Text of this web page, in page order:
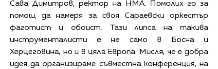
Сава Димитров, ректор на НМА. Помолих го за
помощ да намеря за своя Сараевски оркестър
фаготист и обоист. Тази липса на такива
инструменталисти е не само в Босна и
Херцеговина, но и в цяла Европа. Мисля, че е добра
идея да организираме съвместна конференция, на